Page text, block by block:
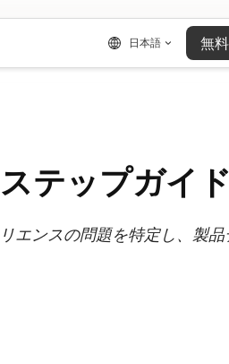
日本語 無
テップガイド
エンスの問題を特定し、製